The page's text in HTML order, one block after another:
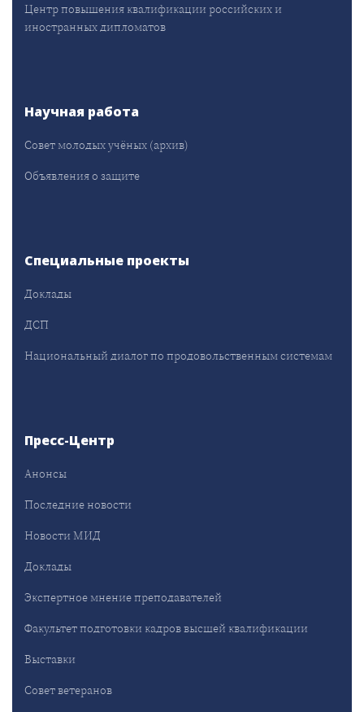
Центр повышения квалификации российских и
иностранных дипломатов
Научная работа
Совет молодых учёных (архив)
Объявления о защите
Специальные проекты
Доклады
ДСП
Национальный диалог по продовольственным системам
Пресс-Центр
Анонсы
Последние новости
Новости МИД
Доклады
Экспертное мнение преподавателей
Факультет подготовки кадров высшей квалификации
Выставки
Совет ветеранов